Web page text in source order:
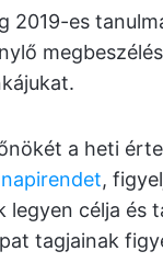
2019-es
a heti
,
célja és
tagjainak